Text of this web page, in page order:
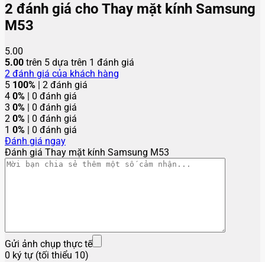
2 đánh giá cho Thay mặt kính Samsung
M53
5.00
5.00 trên 5 dựa trên 1 đánh giá
2 đánh giá của khách hàng
5 100% | 2 đánh giá
4 0% | 0 đánh giá
3 0% | 0 đánh giá
2 0% | 0 đánh giá
1 0% | 0 đánh giá
Đánh giá ngay
Đánh giá Thay mặt kính Samsung M53
Gửi ảnh chụp thực tế
0 ký tự (tối thiểu 10)